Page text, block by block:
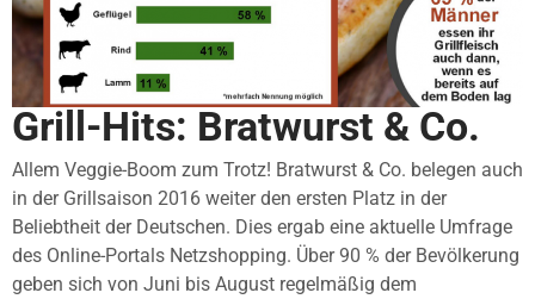
Grill-Hits: Bratwurst & Co.
Allem Veggie-Boom zum Trotz! Bratwurst & Co. belegen auch
in der Grillsaison 2016 weiter den ersten Platz in der
Beliebtheit der Deutschen. Dies ergab eine aktuelle Umfrage
des Online-Portals Netzshopping. Über 90 % der Bevölkerung
geben sich von Juni bis August regelmäßig dem